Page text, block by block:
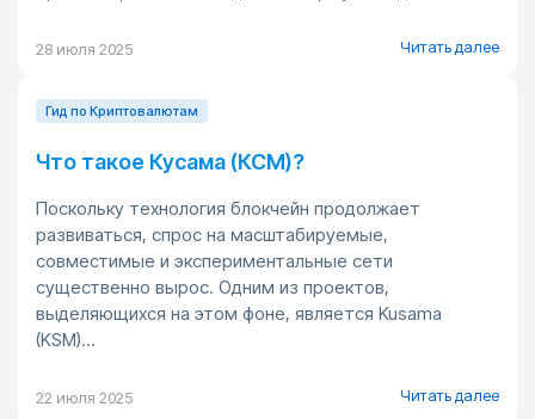
28 июля 2025 Читать далее
Гид по Криптовалютам
Что такое Кусама (КСМ)?
Поскольку технология блокчейн продолжает
развиваться, спрос на масштабируемые,
совместимые и экспериментальные сети
существенно вырос. Одним из проектов,
выделяющихся на этом фоне, является Kusama
(KSM)...
22 июля 2025 Читать далее